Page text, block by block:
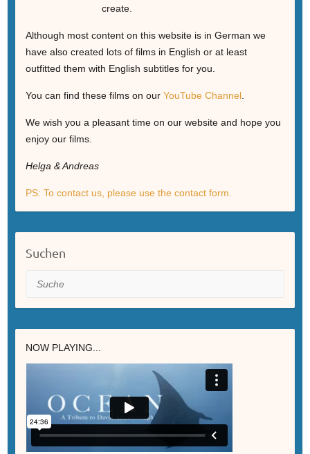
create.
Although most content on this website is in German we
have also created lots of films in English or at least
outfitted them with English subtitles for you.
You can find these films on our YouTube Channel.
We wish you a pleasant time on our website and hope you
enjoy our films.
Helga & Andreas
PS: To contact us, please use the contact form.
Suchen
Suche
NOW PLAYING...